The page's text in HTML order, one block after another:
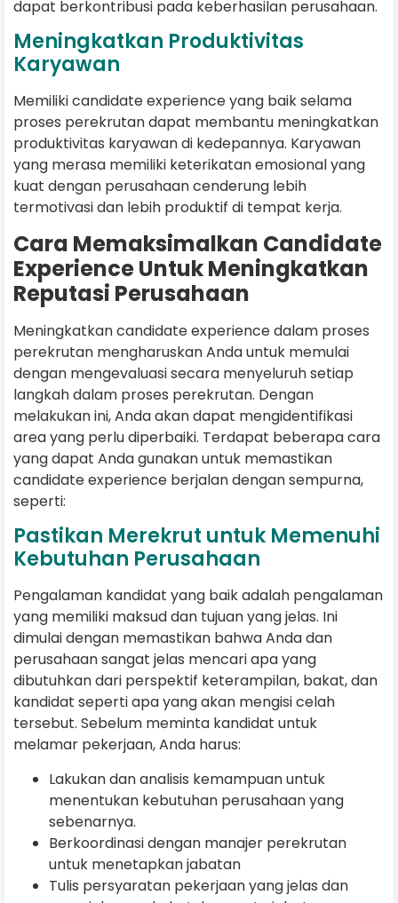
dapat berkontribusi pada keberhasilan perusahaan.
Meningkatkan Produktivitas
Karyawan
Memiliki candidate experience yang baik selama
proses perekrutan dapat membantu meningkatkan
produktivitas karyawan di kedepannya. Karyawan
yang merasa memiliki keterikatan emosional yang
kuat dengan perusahaan cenderung lebih
termotivasi dan lebih produktif di tempat kerja.
Cara Memaksimalkan Candidate
Experience Untuk Meningkatkan
Reputasi Perusahaan
Meningkatkan candidate experience dalam proses
perekrutan mengharuskan Anda untuk memulai
dengan mengevaluasi secara menyeluruh setiap
langkah dalam proses perekrutan. Dengan
melakukan ini, Anda akan dapat mengidentifikasi
area yang perlu diperbaiki. Terdapat beberapa cara
yang dapat Anda gunakan untuk memastikan
candidate experience berjalan dengan sempurna,
seperti:
Pastikan Merekrut untuk Memenuhi
Kebutuhan Perusahaan
Pengalaman kandidat yang baik adalah pengalaman
yang memiliki maksud dan tujuan yang jelas. Ini
dimulai dengan memastikan bahwa Anda dan
perusahaan sangat jelas mencari apa yang
dibutuhkan dari perspektif keterampilan, bakat, dan
kandidat seperti apa yang akan mengisi celah
tersebut. Sebelum meminta kandidat untuk
melamar pekerjaan, Anda harus:
Lakukan dan analisis kemampuan untuk
menentukan kebutuhan perusahaan yang
sebenarnya.
Berkoordinasi dengan manajer perekrutan
untuk menetapkan jabatan
Tulis persyaratan pekerjaan yang jelas dan